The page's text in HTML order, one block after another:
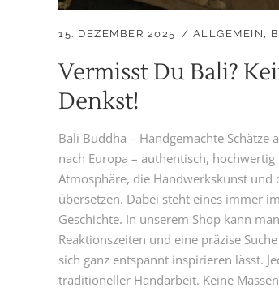
15. DEZEMBER 2025 ALLGEMEIN ,
Vermisst Du Bali?
Denkst!
Bali Buddha – Handgemachte
nach Europa – authentisch,
Atmosphäre, die Handwerkskunst und
übersetzen. Dabei steht eines immer
Geschichte. In unserem Shop kann
Reaktionszeiten und eine präzise
sich ganz entspannt inspirieren lässt.
traditioneller Handarbeit. Keine